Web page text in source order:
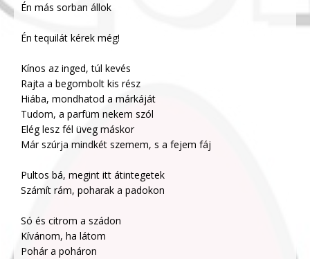
Én más sorban állok
Én tequilát kérek még!
Kínos az inged, túl kevés
Rajta a begombolt kis rész
Hiába, mondhatod a márkáját
Tudom, a parfüm nekem szól
Elég lesz fél üveg máskor
Már szúrja mindkét szemem, s a fejem fáj
Pultos bá, megint itt átintegetek
Számít rám, poharak a padokon
Só és citrom a szádon
Kívánom, ha látom
Pohár a poháron